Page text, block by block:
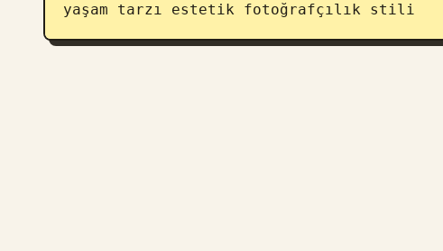
yaşam tarzı estetik fotoğrafçılık stili